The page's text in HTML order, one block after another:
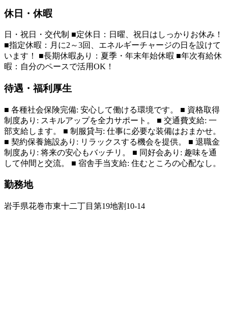
休日・休暇
日・祝日・交代制 ■定休日：日曜、祝日はしっかりお休み！
■指定休暇：月に2～3回、エネルギーチャージの日を設けて
います！ ■長期休暇あり：夏季・年末年始休暇 ■年次有給休
暇：自分のペースで活用OK！
待遇・福利厚生
■ 各種社会保険完備: 安心して働ける環境です。 ■ 資格取得
制度あり: スキルアップを全力サポート。 ■ 交通費支給: 一
部支給します。 ■ 制服貸与: 仕事に必要な装備はおまかせ。
■ 契約保養施設あり: リラックスする機会を提供。 ■ 退職金
制度あり: 将来の安心もバッチリ。 ■ 同好会あり: 趣味を通
して仲間と交流。 ■ 宿舎手当支給: 住むところの心配なし。
勤務地
岩手県花巻市東十二丁目第19地割10-14